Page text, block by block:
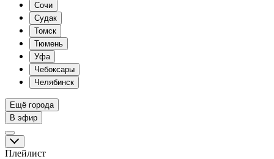
Сочи
Судак
Томск
Тюмень
Уфа
Чебоксары
Челябинск
Ещё города
В эфир
Плейлист